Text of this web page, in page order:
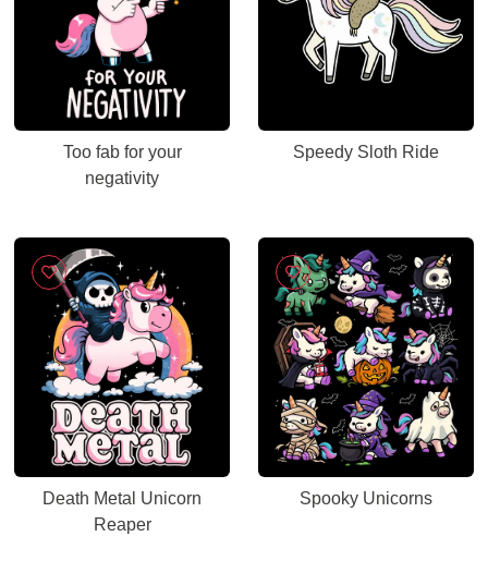
Too fab for your
negativity
Speedy Sloth Ride
Death Metal Unicorn
Reaper
Spooky Unicorns